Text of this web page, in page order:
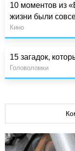
10 моментов из
жизни были
Кино
15 загадок,
Головоломки